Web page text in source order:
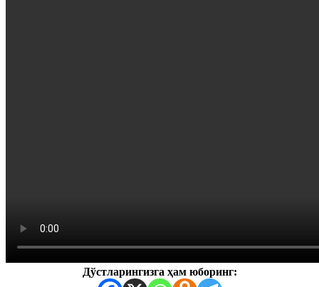
Дўстларингизга ҳам юборинг: